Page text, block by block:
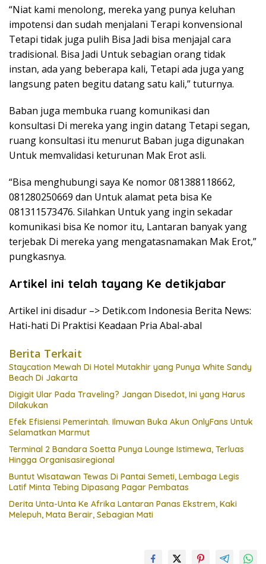
“Niat kami menolong, mereka yang punya keluhan
impotensi dan sudah menjalani Terapi konvensional
Tetapi tidak juga pulih Bisa Jadi bisa menjajal cara
tradisional. Bisa Jadi Untuk sebagian orang tidak
instan, ada yang beberapa kali, Tetapi ada juga yang
langsung paten begitu datang satu kali,” tuturnya.
Baban juga membuka ruang komunikasi dan
konsultasi Di mereka yang ingin datang Tetapi segan,
ruang konsultasi itu menurut Baban juga digunakan
Untuk memvalidasi keturunan Mak Erot asli.
“Bisa menghubungi saya Ke nomor 081388118662,
081280250669 dan Untuk alamat peta bisa Ke
081311573476. Silahkan Untuk yang ingin sekadar
komunikasi bisa Ke nomor itu, Lantaran banyak yang
terjebak Di mereka yang mengatasnamakan Mak Erot,”
pungkasnya.
Artikel ini telah tayang Ke detikjabar
Artikel ini disadur –> Detik.com Indonesia Berita News:
Hati-hati Di Praktisi Keadaan Pria Abal-abal
Berita Terkait
Staycation Mewah Di Hotel Mutakhir yang Punya White Sandy
Beach Di Jakarta
Digigit Ular Pada Traveling? Jangan Disedot, Ini yang Harus
Dilakukan
Efek Efisiensi Pemerintah. Ilmuwan Buka Akun OnlyFans Untuk
Selamatkan Marmut
Terminal 2 Bandara Soetta Punya Lounge Istimewa, Terluas
Hingga Organisasiregional
Buntut Wisatawan Tewas Di Pantai Semeti, Lembaga Legis
Latif Minta Tebing Dipasang Pagar Pembatas
Derita Unta-Unta Ke Afrika Lantaran Panas Ekstrem, Kaki
Melepuh, Mata Berair, Sebagian Mati